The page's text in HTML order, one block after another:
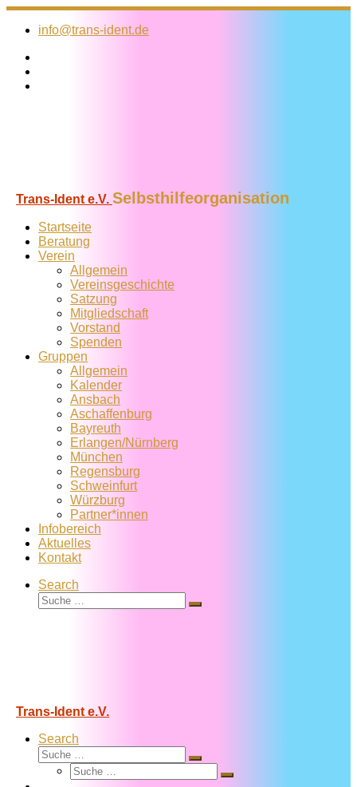
Zum
Inhalt
info@trans-ident.de
Trans-Ident e.V. Selbsthilfeorganisation
Startseite
Beratung
Verein
Allgemein
Vereins­geschichte
Satzung
Mitglied­schaft
Vorstand
Spenden
Gruppen
Allgemein
Kalender
Ansbach
Aschaffenburg
Bayreuth
Erlangen/Nürnberg
München
Regensburg
Schweinfurt
Würzburg
Partner*innen
Infobereich
Aktuelles
Kontakt
Search
Suche
Suche
Trans-Ident e.V.
Search
Suche
Suche
Suche
Suche